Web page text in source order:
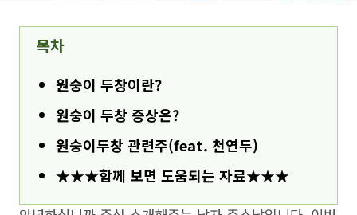
목차
원숭이 두창이란?
원숭이 두창 증상은?
원숭이두창 관련주(feat. 천연두)
★★★함께 보면 도움되는 자료★★★